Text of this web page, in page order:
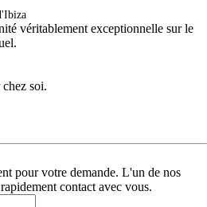
véritablement exceptionnelle sur le
soi.
pour votre demande. L'un de nos
contact avec vous.